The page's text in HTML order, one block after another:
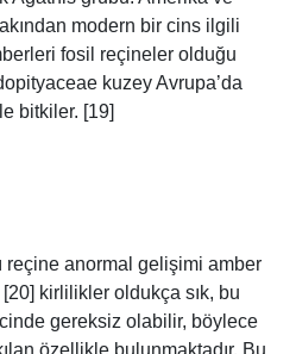
reçine anormal gelişimi amber
kirlilikler oldukça sık, bu
gereksiz olabilir, böylece
özellikle bulunmaktadır. Bu
Pyrites mavimsi bir renk
içinde çok sayıda küçük
borçludur. [21] Ancak,
sadece bir tür bir jet .